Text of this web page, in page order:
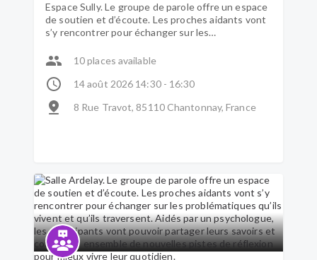
Espace Sully. Le groupe de parole offre un espace
de soutien et d’écoute. Les proches aidants vont
s’y rencontrer pour échanger sur les
Aidés par un psychologue, les participants vont
ensemble de nouvelles pistes de réflexion pour
10 places available
14 août 2026 14:30 - 16:30
8 Rue Travot, 85110 Chantonnay, France